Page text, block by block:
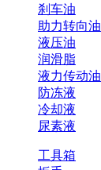
刹车油
助力转向油
液压油
润滑脂
液力传动油
防冻液
冷却液
尿素液
工具箱